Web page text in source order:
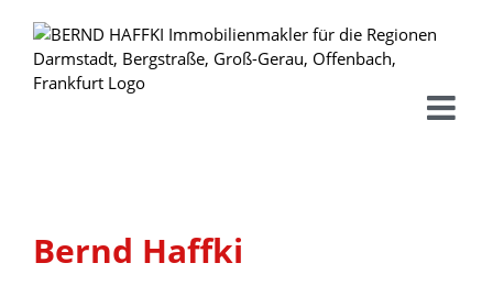
content
Bernd Haffki